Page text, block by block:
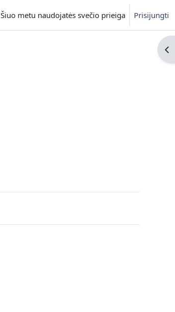
Šiuo metu naudojatės svečio prieiga Prisijungti